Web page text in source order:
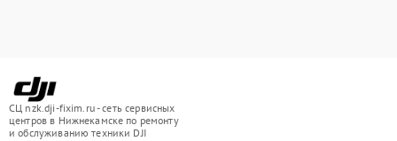
СЦ nzk.dji-fixim.ru - сеть сервисных
центров в Нижнекамске по ремонту
и обслуживанию техники DJI